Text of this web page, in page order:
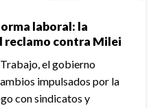
laboral: la
reclamo contra Milei
el gobierno
impulsados por la
con sindicatos y